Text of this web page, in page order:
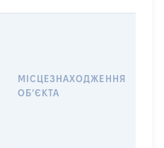
МІСЦЕЗНАХОДЖЕННЯ
ОБʼЄКТА